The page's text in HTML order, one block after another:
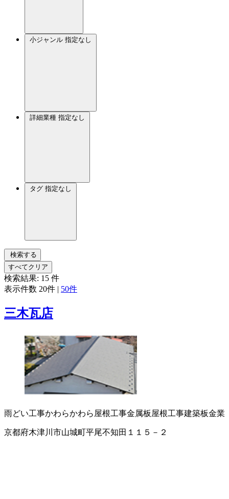
小ジャンル 指定なし
詳細業種 指定なし
タグ 指定なし
検索する
すべてクリア
検索結果: 15 件
表示件数 20件 | 50件
三木瓦店
雨どい工事かわらかわら屋根工事金属板屋根工事建築板金業
京都府木津川市山城町平尾不知田１１５－２